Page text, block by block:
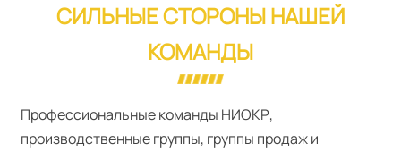
СИЛЬНЫЕ СТОРОНЫ НАШЕЙ
КОМАНДЫ
Профессиональные команды НИОКР,
производственные группы, группы продаж и